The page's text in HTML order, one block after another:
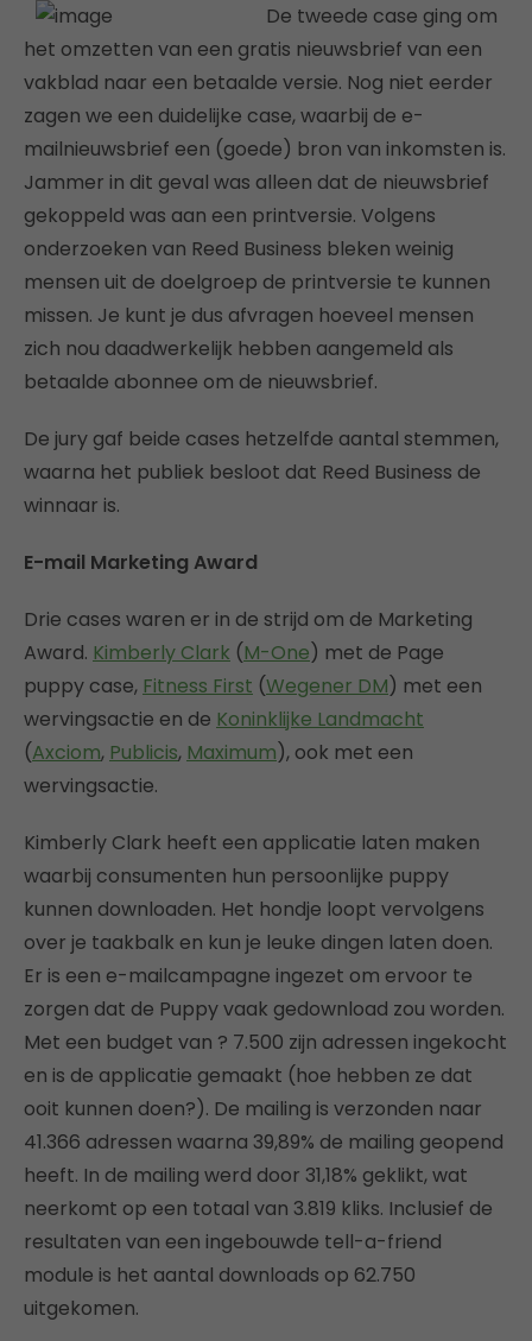
De tweede case ging om
het omzetten van een gratis nieuwsbrief van een
vakblad naar een betaalde versie. Nog niet eerder
zagen we een duidelijke case, waarbij de e-
mailnieuwsbrief een (goede) bron van inkomsten is.
Jammer in dit geval was alleen dat de nieuwsbrief
gekoppeld was aan een printversie. Volgens
onderzoeken van Reed Business bleken weinig
mensen uit de doelgroep de printversie te kunnen
missen. Je kunt je dus afvragen hoeveel mensen
zich nou daadwerkelijk hebben aangemeld als
betaalde abonnee om de nieuwsbrief.
De jury gaf beide cases hetzelfde aantal stemmen,
waarna het publiek besloot dat Reed Business de
winnaar is.
E-mail Marketing Award
Drie cases waren er in de strijd om de Marketing
Award. Kimberly Clark (M-One) met de Page
puppy case, Fitness First (Wegener DM) met een
wervingsactie en de Koninklijke Landmacht
(Axciom, Publicis, Maximum), ook met een
wervingsactie.
Kimberly Clark heeft een applicatie laten maken
waarbij consumenten hun persoonlijke puppy
kunnen downloaden. Het hondje loopt vervolgens
over je taakbalk en kun je leuke dingen laten doen.
Er is een e-mailcampagne ingezet om ervoor te
zorgen dat de Puppy vaak gedownload zou worden.
Met een budget van ? 7.500 zijn adressen ingekocht
en is de applicatie gemaakt (hoe hebben ze dat
ooit kunnen doen?). De mailing is verzonden naar
41.366 adressen waarna 39,89% de mailing geopend
heeft. In de mailing werd door 31,18% geklikt, wat
neerkomt op een totaal van 3.819 kliks. Inclusief de
resultaten van een ingebouwde tell-a-friend
module is het aantal downloads op 62.750
uitgekomen.